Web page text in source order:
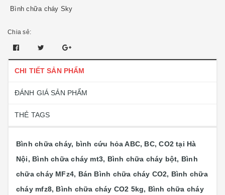
Bình chữa cháy Sky
Chia sẻ:
CHI TIẾT SẢN PHẨM
ĐÁNH GIÁ SẢN PHẨM
THẺ TAGS
Bình chữa cháy, bình cứu hỏa ABC, BC, CO2 tại Hà
Nội, Bình chữa cháy mt3, Bình chữa cháy bột, Bình
chữa cháy MFz4, Bán Bình chữa cháy CO2, Bình chữa
cháy mfz8, Bình chữa cháy CO2 5kg, Bình chữa cháy